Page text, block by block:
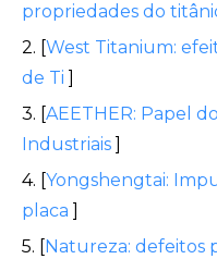
propriedades do
2. [ West Titanium:
de Ti
3. [ AEETHER: Papel
Industriais
4. [ Yongshengtai:
placa
5. [
Natureza: defeitos